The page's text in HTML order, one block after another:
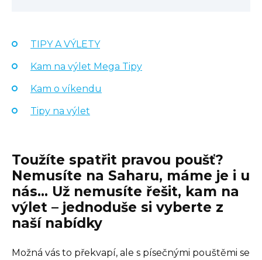
TIPY A VÝLETY
Kam na výlet Mega Tipy
Kam o víkendu
Tipy na výlet
Toužíte spatřit pravou poušť?
Nemusíte na Saharu, máme je i u
nás… Už nemusíte řešit, kam na
výlet – jednoduše si vyberte z
naší nabídky
Možná vás to překvapí, ale s písečnými pouštěmi se